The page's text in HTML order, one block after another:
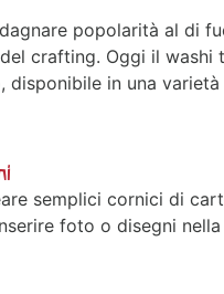
popolarità al di
crafting. Oggi il washi
in una
semplici cornici di
foto o disegni